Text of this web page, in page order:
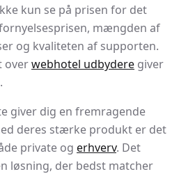
kun se på prisen for det
mængden af
og kvaliteten af supporten.
overwebhotel udbydere giver
giver dig en fremragende
deres stærke produkt er det
private og erhverv. Det
løsning, der bedst matcher